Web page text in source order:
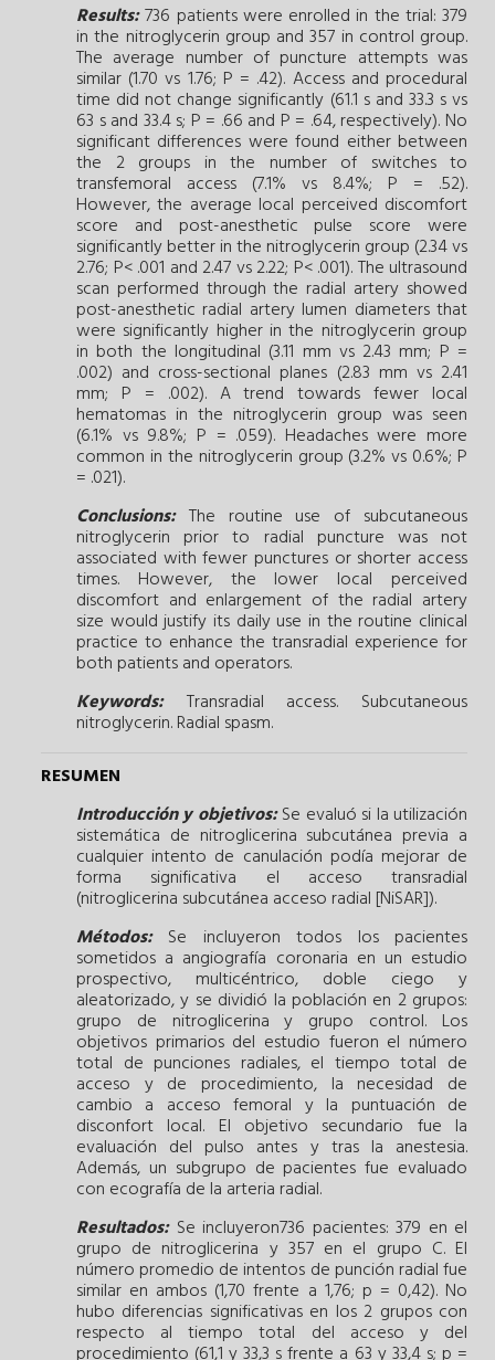
Results:736 patients were enrolled in the trial: 379
in the nitroglycerin group and 357 in control group.
The average number of puncture attempts was
similar (1.70 vs 1.76; P = .42). Access and procedural
time did not change significantly (61.1 s and 33.3 s vs
63 s and 33.4 s; P = .66 and P = .64, respectively). No
significant differences were found either between
the 2 groups in the number of switches to
transfemoral access (7.1% vs 8.4%; P = .52).
However, the average local perceived discomfort
score and post-anesthetic pulse score were
significantly better in the nitroglycerin group (2.34 vs
2.76; P< .001 and 2.47 vs 2.22; P< .001). The ultrasound
scan performed through the radial artery showed
post-anesthetic radial artery lumen diameters that
were significantly higher in the nitroglycerin group
in both the longitudinal (3.11 mm vs 2.43 mm; P =
.002) and cross-sectional planes (2.83 mm vs 2.41
mm; P = .002). A trend towards fewer local
hematomas in the nitroglycerin group was seen
(6.1% vs 9.8%; P = .059). Headaches were more
common in the nitroglycerin group (3.2% vs 0.6%; P
= .021).
Conclusions:The routine use of subcutaneous
nitroglycerin prior to radial puncture was not
associated with fewer punctures or shorter access
times. However, the lower local perceived
discomfort and enlargement of the radial artery
size would justify its daily use in the routine clinical
practice to enhance the transradial experience for
both patients and operators.
Keywords:
Transradial access. Subcutaneous
nitroglycerin.Radial spasm.
RESUMEN
Introducción y objetivos:Se evaluó si la utilización
sistemática de nitroglicerina subcutánea previa a
cualquier intento de canulación podía mejorar de
forma significativa el acceso transradial
(nitroglicerina subcutánea acceso radial [NiSAR]).
Métodos:Se incluyeron todos los pacientes
sometidos a angiografía coronaria en un estudio
prospectivo, multicéntrico, doble ciego y
aleatorizado, y se dividió la población en 2 grupos:
grupo de nitroglicerina y grupo control. Los
objetivos primarios del estudio fueron el número
total de punciones radiales, el tiempo total de
acceso y de procedimiento, la necesidad de
cambio a acceso femoral y la puntuación de
disconfort local. El objetivo secundario fue la
evaluación del pulso antes y tras la anestesia.
Además, un subgrupo de pacientes fue evaluado
con ecografía de la arteria radial.
Resultados:Se incluyeron736 pacientes: 379 en el
grupo de nitroglicerina y 357 en el grupo C. El
número promedio de intentos de punción radial fue
similar en ambos (1,70 frente a 1,76; p = 0,42). No
hubo diferencias significativas en los 2 grupos con
respecto al tiempo total del acceso y del